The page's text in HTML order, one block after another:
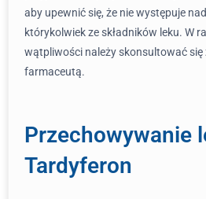
aby upewnić się, że nie występuje
którykolwiek ze składników leku. W
wątpliwości należy skonsultować się
farmaceutą.
Przechowywanie
Tardyferon